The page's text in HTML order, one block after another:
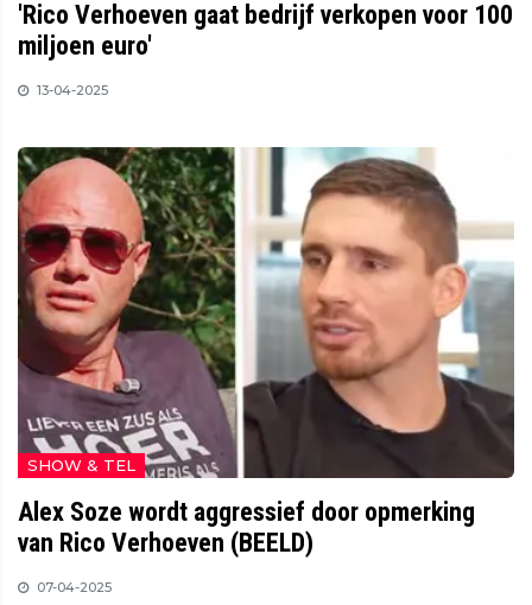
'Rico Verhoeven gaat bedrijf verkopen voor 100
miljoen euro'
13-04-2025
SHOW & TEL
Alex Soze wordt aggressief door opmerking
van Rico Verhoeven (BEELD)
07-04-2025